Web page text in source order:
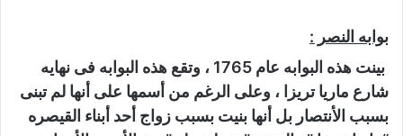
بوابه النصر :
بينت هذه البوابه عام 1765 ، وتقع هذه البوابه فى نهايه
شارع ماريا تريزا ، وعلى الرغم من أسمها على أنها لم تبنى
بسبب الأنتصار بل أنها بنيت بسبب زواج أحد أبناء القيصره